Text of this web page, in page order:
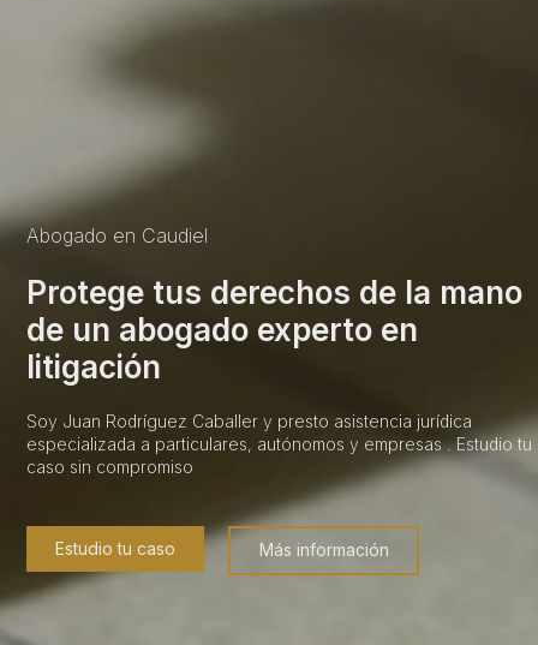
Abogado en Caudiel
Protege tus derechos de la mano
de un abogado experto en
litigación
Soy Juan Rodríguez Caballer y presto asistencia jurídica
especializada a particulares, autónomos y empresas . Estudio tu
caso sin compromiso
Estudio tu caso Más información